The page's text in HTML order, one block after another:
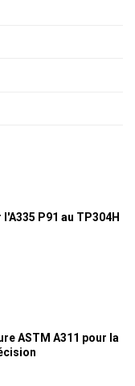
P91 au TP304H
ASTM A311 pour la